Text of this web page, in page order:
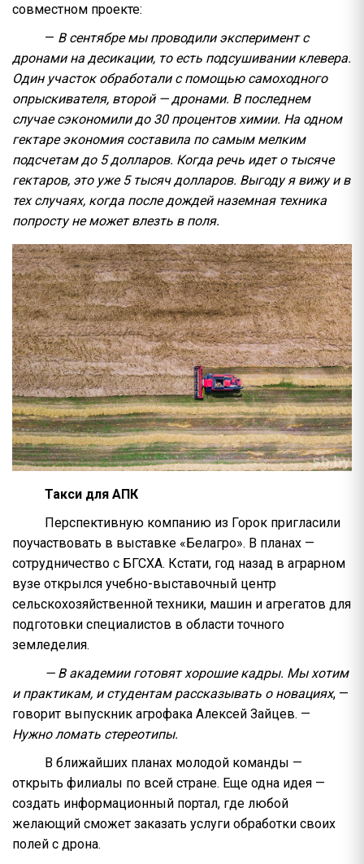
совместном проекте:
— В сентябре мы проводили эксперимент с
дронами на десикации, то есть подсушивании клевера.
Один участок обработали с помощью самоходного
опрыскивателя, второй — дронами. В последнем
случае сэкономили до 30 процентов химии. На одном
гектаре экономия составила по самым мелким
подсчетам до 5 долларов. Когда речь идет о тысяче
гектаров, это уже 5 тысяч долларов. Выгоду я вижу и в
тех случаях, когда после дождей наземная техника
попросту не может влезть в поля.
Такси для АПК
Перспективную компанию из Горок пригласили
поучаствовать в выставке «Белагро». В планах —
сотрудничество с БГСХА. Кстати, год назад в аграрном
вузе открылся учебно-выставочный центр
сельскохозяйственной техники, машин и агрегатов для
подготовки специалистов в области точного
земледелия.
— В академии готовят хорошие кадры. Мы хотим
и практикам, и студентам рассказывать о новациях, —
говорит выпускник агрофака Алексей Зайцев. —
Нужно ломать стереотипы.
В ближайших планах молодой команды —
открыть филиалы по всей стране. Еще одна идея —
создать информационный портал, где любой
желающий сможет заказать услуги обработки своих
полей с дрона.